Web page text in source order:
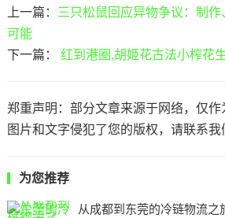
上一篇： 三只松鼠回应异物争议：制
可能
下一篇：
红到港圈,胡姬花古法小榨花
郑重声明：部分文章来源于网络，仅
图片和文字侵犯了您的版权，请联系我
为您推荐
从成都到东莞的冷链物流之